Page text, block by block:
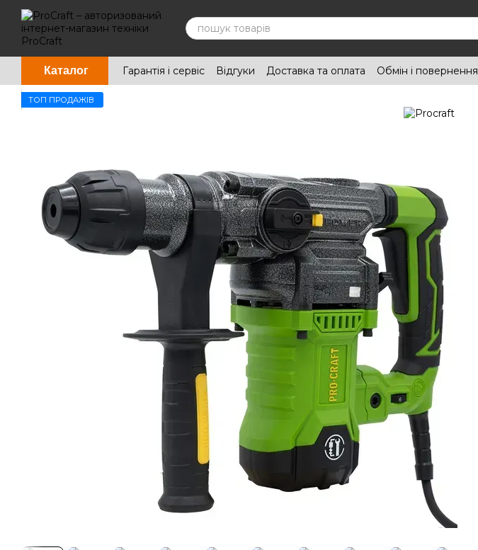
Перейти до основного контенту
Каталог Гарантія і сервіс Відгуки Доставка та оплата Обмін і повернення
ТОП ПРОДАЖІВ